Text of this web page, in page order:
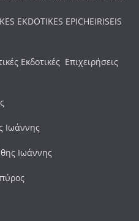
EKDOTIKES EPICHEIRISEIS
Εκδοτικές Επιχειρήσεις
Ιωάννης
Ιωάννης